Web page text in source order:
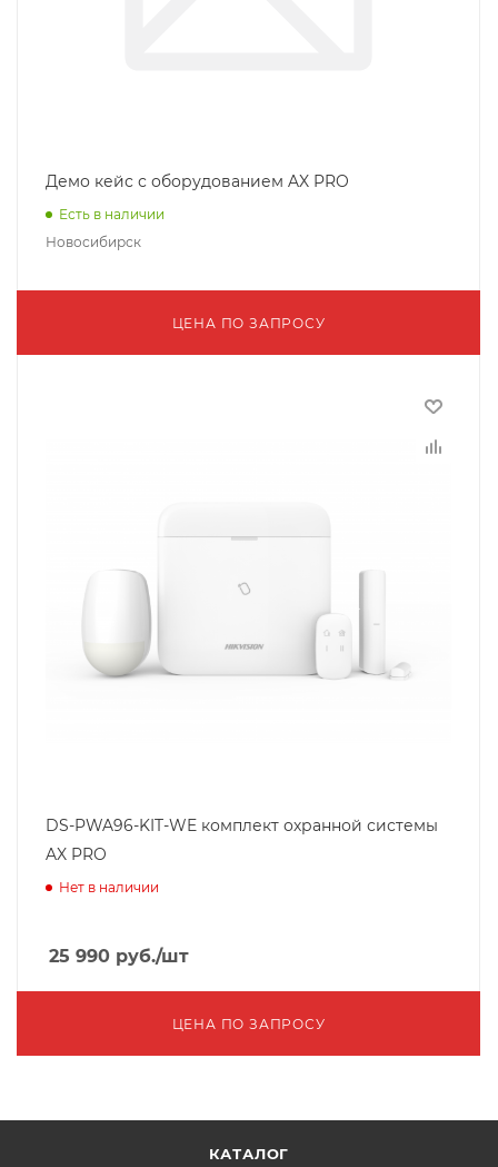
Демо кейс с оборудованием AX PRO
Есть в наличии
Новосибирск
ЦЕНА ПО ЗАПРОСУ
DS-PWA96-KIT-WE комплект охранной системы
AX PRO
Нет в наличии
25 990 руб./шт
ЦЕНА ПО ЗАПРОСУ
КАТАЛОГ